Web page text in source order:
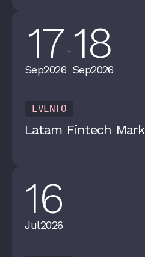
17
Sep2026
- 18
Sep2026
EVENTO
Latam Fintech
16
Jul2026